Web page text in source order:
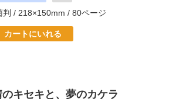
/ 218×150mm / 80ページ
カートにいれる
キセキと、夢のカケラ